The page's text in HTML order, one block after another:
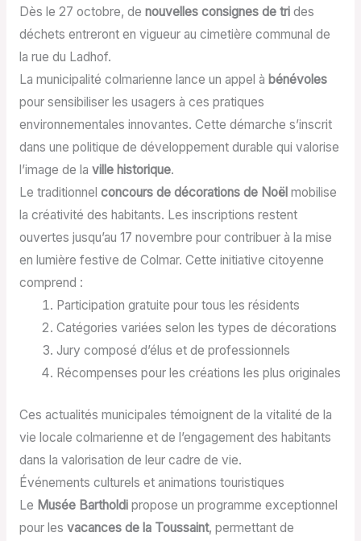
Dès le 27 octobre, de nouvelles consignes de trides
déchets entreront en vigueur au cimetière communal de
la rue du Ladhof.
La municipalité colmarienne lance un appel à bénévoles
pour sensibiliser les usagers à ces pratiques
environnementales innovantes. Cette démarche s’inscrit
dans une politique de développement durable qui valorise
l’image de la ville historique.
Le traditionnel concours de décorations de Noël mobilise
la créativité des habitants. Les inscriptions restent
ouvertes jusqu’au 17 novembre pour contribuer à la mise
en lumière festive de Colmar. Cette initiative citoyenne
comprend :
Participation gratuite pour tous les résidents
Catégories variées selon les types de décorations
Jury composé d’élus et de professionnels
Récompenses pour les créations les plus originales
Ces actualités municipales témoignent de la vitalité de la
vie locale colmarienne et de l’engagement des habitants
dans la valorisation de leur cadre de vie.
Événements culturels et animations touristiques
Le Musée Bartholdipropose un programme exceptionnel
pour les vacances de la Toussaint, permettant de